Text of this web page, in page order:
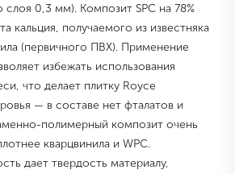
слоя 0,3 мм). Композит SPC на 78%
кальция, получаемого из известняка
(первичного ПВХ). Применение
избежать использования
что делает плитку Royce
— в составе нет фталатов и
полимерный композит очень
кварцвинила и WPC.
дает твердость материалу,